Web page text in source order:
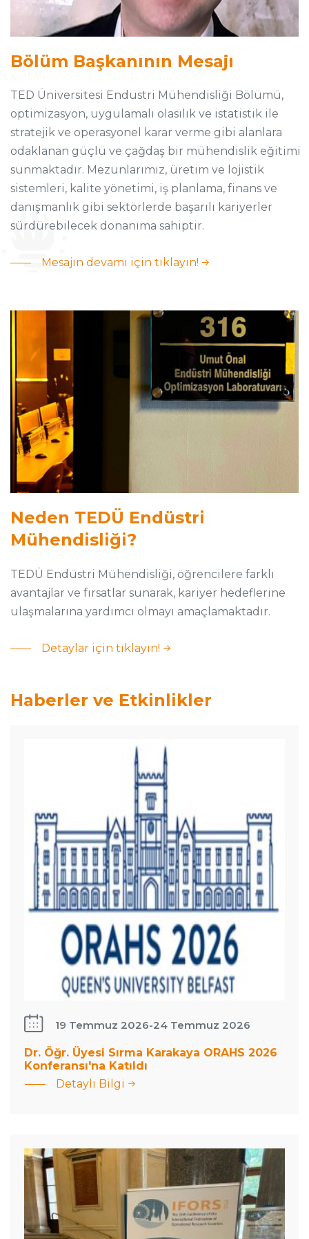
Bölüm Başkanının Mesajı
TED Üniversitesi Endüstri Mühendisliği Bölümü,
optimizasyon, uygulamalı olasılık ve istatistik ile
stratejik ve operasyonel karar verme gibi alanlara
odaklanan güçlü ve çağdaş bir mühendislik eğitimi
sunmaktadır. Mezunlarımız, üretim ve lojistik
sistemleri, kalite yönetimi, iş planlama, finans ve
danışmanlık gibi sektörlerde başarılı kariyerler
sürdürebilecek donanıma sahiptir.
Mesajın devamı için tıklayın!
Neden TEDÜ Endüstri
Mühendisliği?
TEDÜ Endüstri Mühendisliği, öğrencilere farklı
avantajlar ve fırsatlar sunarak, kariyer hedeflerine
ulaşmalarına yardımcı olmayı amaçlamaktadır.
Detaylar için tıklayın!
Haberler ve Etkinlikler
Dr. Öğr. Üyesi Sırma
19 Temmuz 2026-24 Temmuz 2026
Dr. Öğr. Üyesi Sırma Karakaya ORAHS 2026
Konferansı'na Katıldı
Detaylı Bilgi
: Dr. Öğr. Üyesi Sırma
Karakaya ORAHS
Doç. Dr.
Serhat Gül
Zeynep
Serper
Viyana’da
düzenlenen
IFORS…